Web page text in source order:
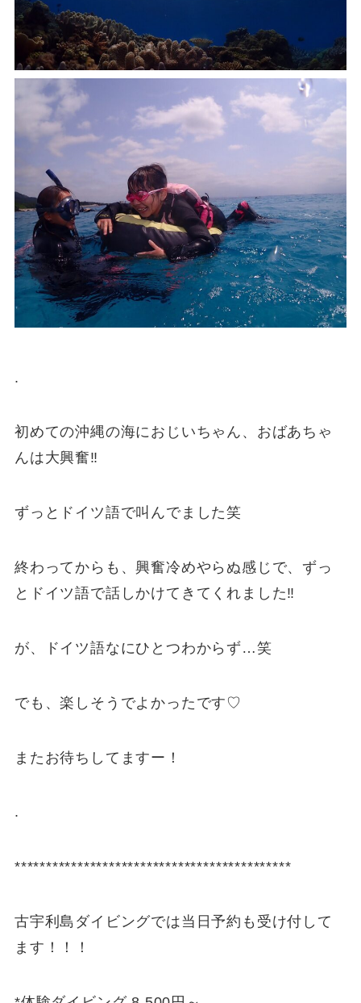
.
初めての沖縄の海におじいちゃん、おばあちゃ
んは大興奮‼️
ずっとドイツ語で叫んでました笑
終わってからも、興奮冷めやらぬ感じで、ずっ
とドイツ語で話しかけてきてくれました‼️
が、ドイツ語なにひとつわからず…笑
でも、楽しそうでよかったです♡
またお待ちしてますー！
.
********************************************
古宇利島ダイビングでは当日予約も受け付して
ます！！！